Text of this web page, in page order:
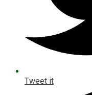
Tweet it